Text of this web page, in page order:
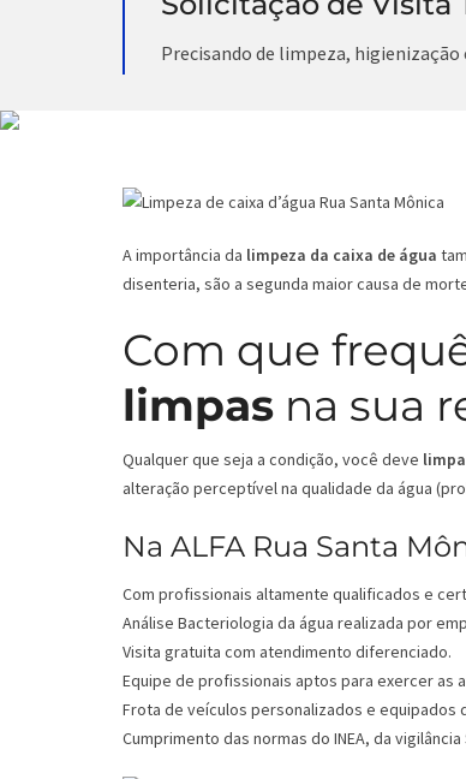
Precisando de limpeza,
A importância da limpeza da caixa de água
disenteria, são a segunda maior causa de
Com que
limpas na sua
Qualquer que seja a condição, você deve
alteração perceptível na qualidade da água
Na ALFA Rua Santa
Com profissionais altamente qualificados e
Análise Bacteriologia da água realizada por
Visita gratuita com atendimento diferenciado.
Equipe de profissionais aptos para exercer as
Frota de veículos personalizados e equipados
Cumprimento das normas do INEA, da